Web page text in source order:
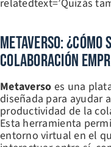
relatedtext=’Quizás
Metaverso: ¿Cómo
Colaboración
Metaverso es una
diseñada para ayudar
productividad de la
Esta herramienta
entorno virtual en el